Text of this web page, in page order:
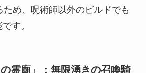
ため、呪術師以外のビルドでも
す。
霊廟」：無限湧きの召喚騎